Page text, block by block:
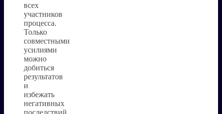
всех
участников
процесса.
Только
совместными
усилиями
можно
добиться
результатов
и
избежать
негативных
последствий